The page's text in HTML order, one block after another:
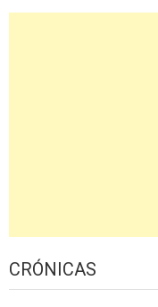
CRÓNICAS